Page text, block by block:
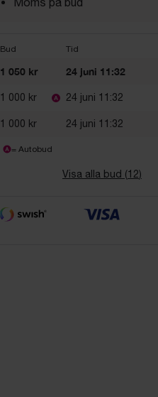
Bud Tid
1 050 kr 24 juni 11:32
1 000 kr 24 juni 11:32
1 000 kr 24 juni 11:32
= Autobud
Visa alla bud (12)